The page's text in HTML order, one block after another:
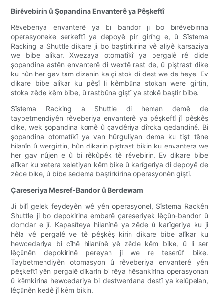
Birêvebirin û Şopandina Envanterê ya Pêşkeftî
Rêveberiya envanterê ya bi bandor ji bo birêvebirina
operasyoneke serkeftî ya depoyê pir girîng e, û Sîstema
Racking a Shuttle dikare ji bo baştirkirina vê aliyê karsaziya
we bibe alîkar. Xwezaya otomatîkî ya pergalê rê dide
şopandina astên envanterê di wextê rast de, û piştrast dike
ku hûn her gav tam dizanin ka çi stok di dest we de heye. Ev
dikare bibe alîkar ku pêşî li kêmbûna stokan were girtin,
stoka zêde kêm bibe, û rastbûna giştî ya stokê baştir bibe.
Sîstema Racking a Shuttle di heman demê de
taybetmendiyên rêveberiya envanterê ya pêşkeftî jî pêşkêş
dike, wek şopandina komê û çavdêriya dîroka qedandinê. Bi
şopandina otomatîkî ya van hûrguliyan dema ku tişt têne
hilanîn û wergirtin, hûn dikarin piştrast bikin ku envantera we
her gav nûjen e û bi rêkûpêk tê rêvebirin. Ev dikare bibe
alîkar ku xetera xeletiyan kêm bike û karîgeriya di depoyê de
zêde bike, û bibe sedema baştirkirina operasyonên giştî.
Çareseriya Mesref-Bandor û Berdewam
Ji bilî gelek feydeyên wê yên operasyonel, Sîstema Rackên
Shuttle ji bo depokirina embarê çareseriyek lêçûn-bandor û
domdar e jî. Kapasîteya hilanînê ya zêde û karîgeriya ku ji
hêla vê pergalê ve tê pêşkêş kirin dikare bibe alîkar ku
hewcedariya bi cîhê hilanînê yê zêde kêm bike, û li ser
lêçûnên depokirinê pereyan ji we re teserûf bike.
Taybetmendiyên otomasyon û rêveberiya envanterê yên
pêşkeftî yên pergalê dikarin bi rêya hêsankirina operasyonan
û kêmkirina hewcedariya bi destwerdana destî ya kelûpelan,
lêçûnên kedê jî kêm bikin.